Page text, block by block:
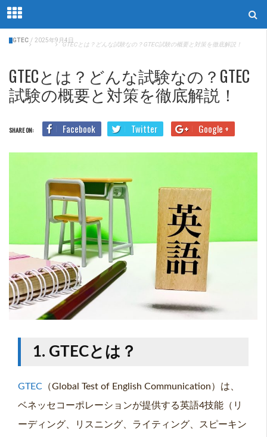
Home GTEC GTECとは？どんな試験なの？GTEC試験の概要と対策を徹底解説！
GTEC / 2025年9月4日
GTECとは？どんな試験なの？GTEC
試験の概要と対策を徹底解説！
SHARE ON: Facebook Twitter Google +
1. GTECとは？
GTEC （Global Test of English Communication）は、
ベネッセコーポレーションが提供する英語4技能（リ
ーディング、リスニング、ライティング、スピーキン